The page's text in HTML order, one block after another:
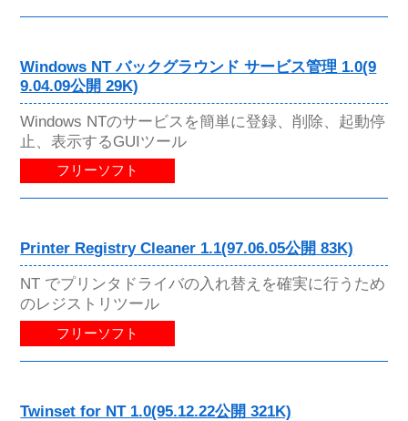
Windows NT バックグラウンド サービス管理 1.0(9
9.04.09公開 29K)
Windows NTのサービスを簡単に登録、削除、起動停
止、表示するGUIツール
フリーソフト
Printer Registry Cleaner 1.1(97.06.05公開 83K)
NT でプリンタドライバの入れ替えを確実に行うため
のレジストリツール
フリーソフト
Twinset for NT 1.0(95.12.22公開 321K)